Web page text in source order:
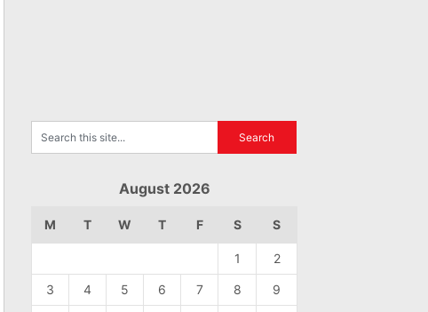
August 2026
M T W T F S S
1 2
3 4 5 6 7 8 9